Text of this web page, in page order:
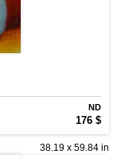
ND
176 $
38.19 x 59.84 in